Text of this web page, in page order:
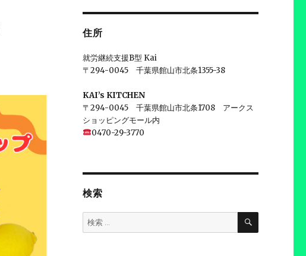
住所
就労継続支援B型 Kai
〒294-0045 千葉県館山市北条1355-38
KAI’s KITCHEN
〒294-0045 千葉県館山市北条1708 アークス
ショッピングモール内
0470-29-3770
検索
検
索:
検